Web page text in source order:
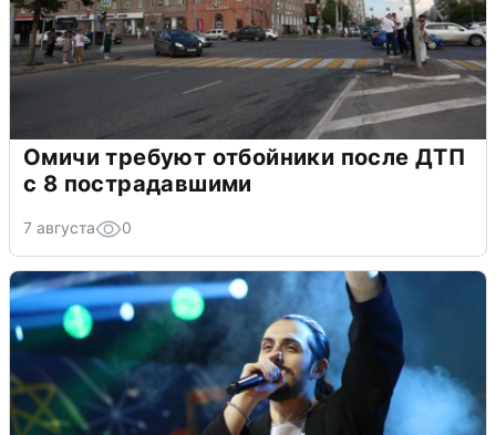
Омичи требуют отбойники после ДТП
с 8 пострадавшими
7 августа 0